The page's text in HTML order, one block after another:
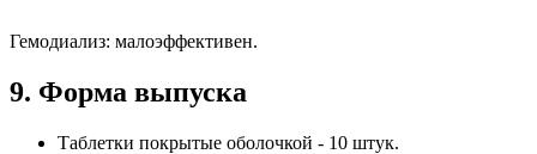
Гемодиализ: малоэффективен.
9. Форма выпуска
Таблетки покрытые оболочкой - 10 штук.